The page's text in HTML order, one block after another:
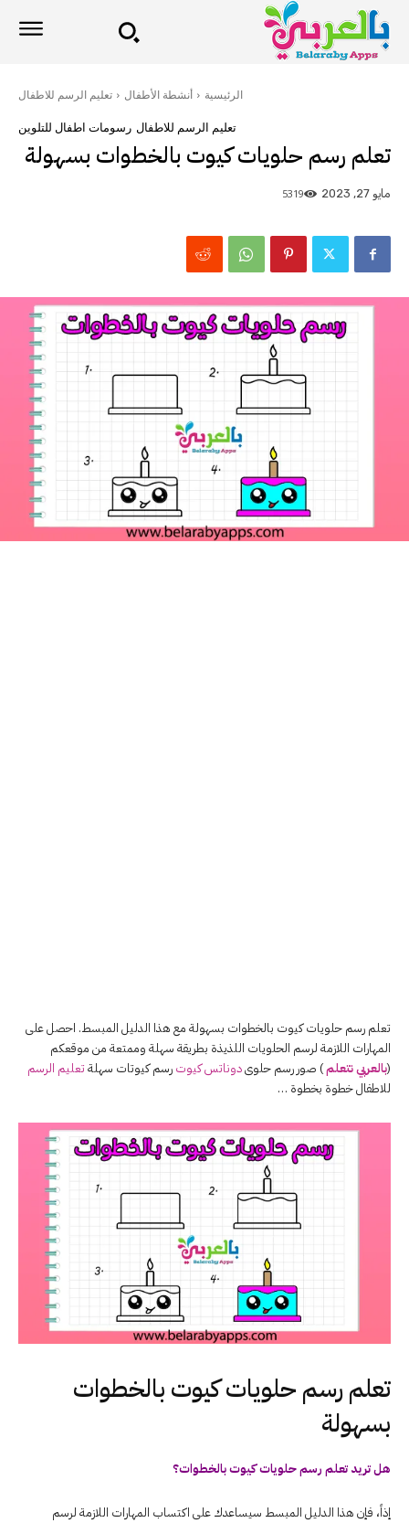
الرئيسية أنشطة الأطفال تعليم الرسم للاطفال
تعليم الرسم للاطفال رسومات اطفال للتلوين
تعلم رسم حلويات كيوت بالخطوات بسهولة
مايو 27, 2023 5319
تعلم رسم حلويات كيوت بالخطوات بسهولة مع هذا الدليل المبسط. احصل على
المهارات اللازمة لرسم الحلويات اللذيذة بطريقة سهلة وممتعة من موقعكم
(بالعربي نتعلم) صور رسم حلوىدوناتس كيوت رسم كيوتات سهلةتعليم الرسم
للاطفال خطوة بخطوة …
تعلم رسم حلويات كيوت بالخطوات
بسهولة
هل تريد تعلم رسم حلويات كيوت بالخطوات؟
إذاً، فإن هذا الدليل المبسط سيساعدك على اكتساب المهارات اللازمة لرسم